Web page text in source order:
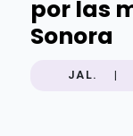
por las
Sonora
JAL.